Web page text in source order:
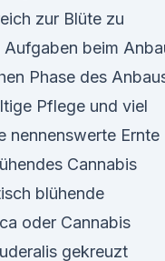
zur Blüte zu
beim
Phase des
Pflege und viel
nennenswerte Ernte
Cannabis
blühende
oder Cannabis
gekreuzt